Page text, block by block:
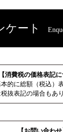
ケート
【消費税の価格表記に
的に総額（税込）
抜表記の場合もあり